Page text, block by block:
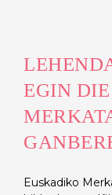
EGIN
Euskadiko